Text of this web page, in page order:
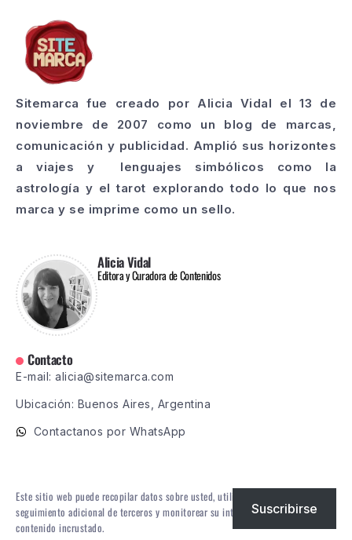
Sitemarca fue creado por Alicia Vidal el 13 de
noviembre de 2007 como un blog de marcas,
comunicación y publicidad. Amplió sus horizontes
a viajes y lenguajes simbólicos como la
astrología y el tarot explorando todo lo que nos
marca y se imprime como un sello.
Alicia Vidal
Editora y Curadora de Contenidos
Contacto
E-mail: alicia@sitemarca.com
Ubicación: Buenos Aires, Argentina
Contactanos por WhatsApp
Este sitio web puede recopilar datos sobre usted, utilizar cookies, integrar
seguimiento adicional de terceros y monitorear su interacción con ese
contenido incrustado.
Suscribirse